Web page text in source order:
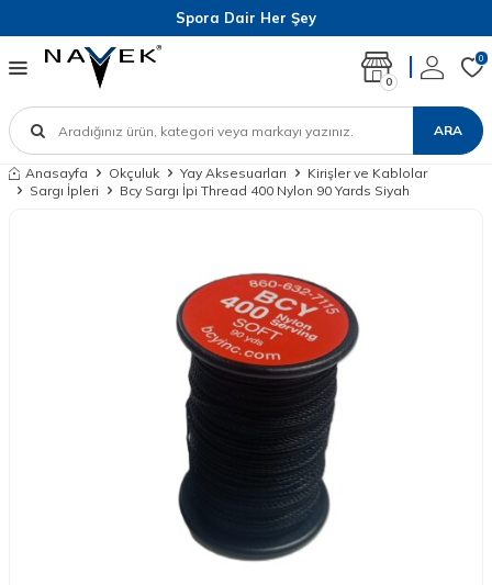
Spora Dair Her Şey
ARA
0
0
Anasayfa Okçuluk Yay Aksesuarları
Kirişler ve Kablolar
Sargı İpleri
Bcy Sargı İpi Thread 400 Nylon 90 Yards Siyah